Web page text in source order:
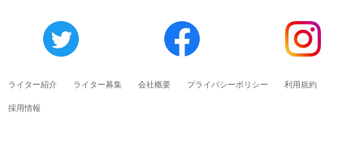
ライター紹介 ライター募集 会社概要 プライバシーポリシー 利用規約
採用情報